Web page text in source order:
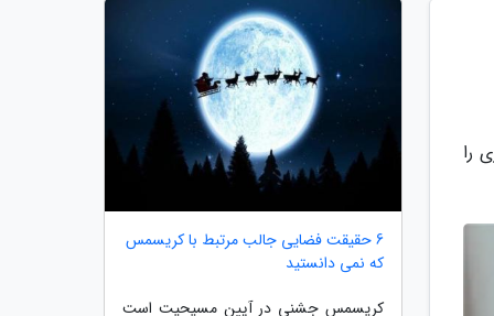
را
6 حقیقت فضایی جالب مرتبط با کریسمس
که نمی دانستید
کریسمس جشنی در آیین مسیحیت است